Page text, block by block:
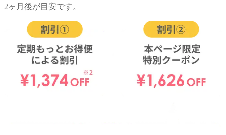
2ヶ月後が目安です。